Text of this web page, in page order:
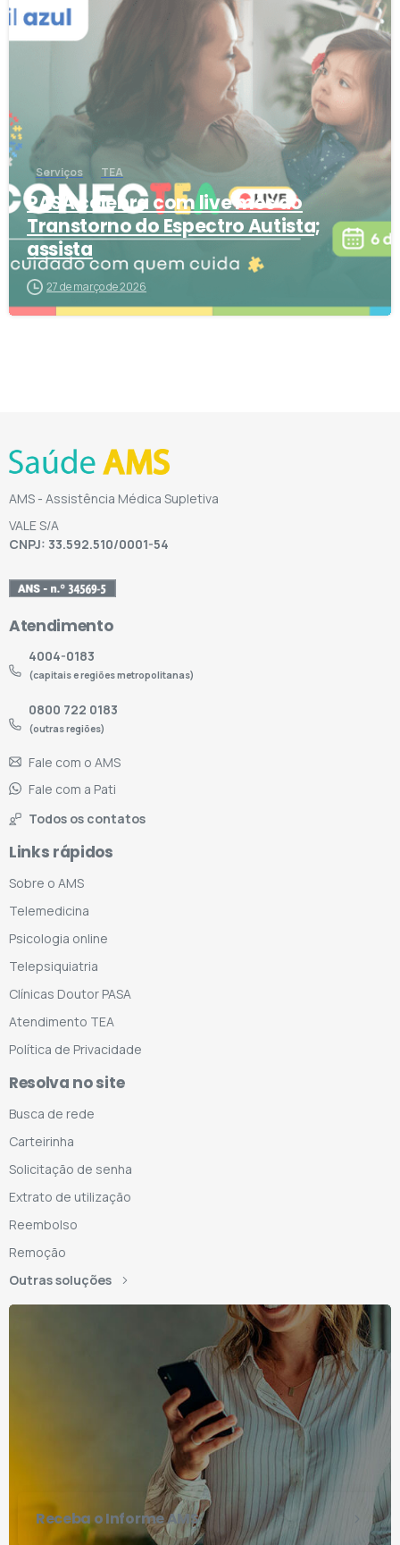
2
Serviços TEA
PASA celebra com live mês do
Transtorno do Espectro Autista;
assista
27 de março de 2026
AMS - Assistência Médica Supletiva
VALE S/A
CNPJ: 33.592.510/0001-54
Atendimento
4004-0183
(capitais e regiões metropolitanas)
0800 722 0183
(outras regiões)
Fale com o AMS
Fale com a Pati
Todos os contatos
Links rápidos
Sobre o AMS
Telemedicina
Psicologia online
Telepsiquiatria
Clínicas Doutor PASA
Atendimento TEA
Política de Privacidade
Resolva no site
Busca de rede
Carteirinha
Solicitação de senha
Extrato de utilização
Reembolso
Remoção
Outras soluções
Receba o Informe AMS
Tenha o AMS
também no seu
*